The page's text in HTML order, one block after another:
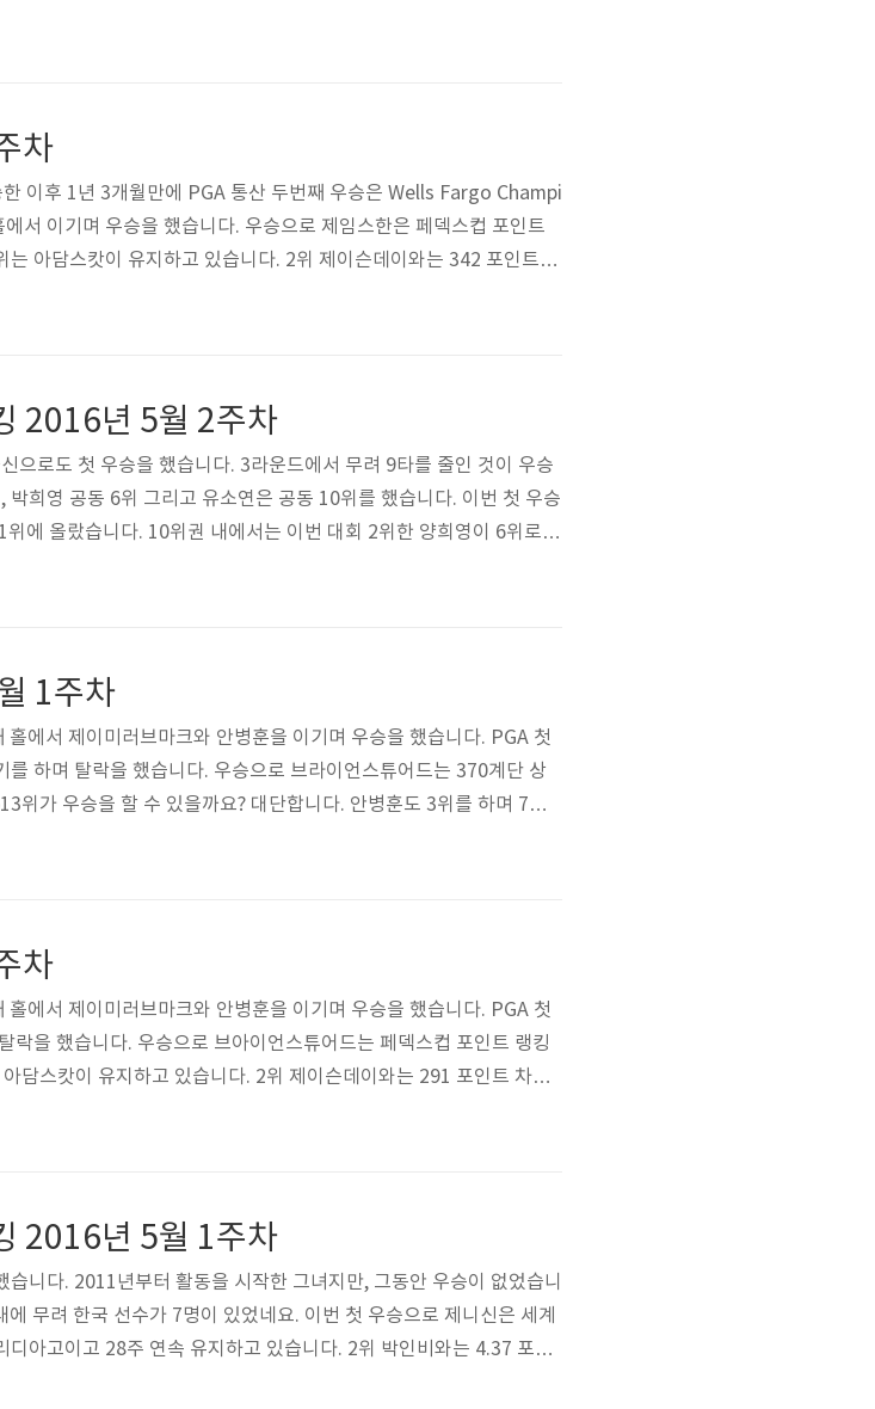
차
이후 1년 3개월만에 PGA 통산 두번째 우승은 Wells Fargo Champi
서 이기며 우승을 했습니다. 우승으로 제임스한은 페덱스컵 포인트
아담스캇이 유지하고 있습니다. 2위 제이슨데이와는 342 포인트 차
식] #41. 페덱스컵 (FedEx Cup) 대회 운영 방식* 출처 : http://ww
2016년 5월 2주차
으로도 첫 우승을 했습니다. 3라운드에서 무려 9타를 줄인 것이 우승
희영 공동 6위 그리고 유소연은 공동 10위를 했습니다. 이번 첫 우승
에 올랐습니다. 10위권 내에서는 이번 대회 2위한 양희영이 6위로 2
니다. 세계랭킹 1위는 리디아고이고 29주 연속 유지하고 있습니다.
1주차
에서 제이미러브마크와 안병훈을 이기며 우승을 했습니다. PGA 첫
하며 탈락을 했습니다. 우승으로 브라이언스튜어드는 370계단 상
위가 우승을 할 수 있을까요? 대단합니다. 안병훈도 3위를 하며 7계
는 없고 1위는 제이슨데이고 6주 연속입니다. 2위 조던스피쓰와의
차
에서 제이미러브마크와 안병훈을 이기며 우승을 했습니다. PGA 첫
락을 했습니다. 우승으로 브아이언스튜어드는 페덱스컵 포인트 랭킹
담스캇이 유지하고 있습니다. 2위 제이슨데이와는 291 포인트 차이
] #41. 페덱스컵 (FedEx Cup) 대회 운영 방식* 출처 : http://www.p
2016년 5월 1주차
니다. 2011년부터 활동을 시작한 그녀지만, 그동안 우승이 없었습니
무려 한국 선수가 7명이 있었네요. 이번 첫 우승으로 제니신은 세계
아고이고 28주 연속 유지하고 있습니다. 2위 박인비와는 4.37 포인
바꿈을 하며 6위, 7위를 하고 있구요. 양희영과 장하나가 자리바꿈